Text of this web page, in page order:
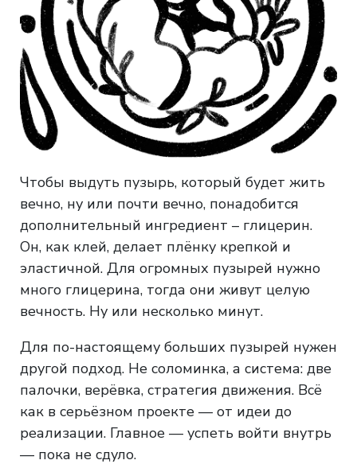
Чтобы выдуть пузырь, который будет жить
вечно, ну или почти вечно, понадобится
дополнительный ингредиент – глицерин.
Он, как клей, делает плёнку крепкой и
эластичной. Для огромных пузырей нужно
много глицерина, тогда они живут целую
вечность. Ну или несколько минут.
Для по-настоящему больших пузырей нужен
другой подход. Не соломинка, а система: две
палочки, верёвка, стратегия движения. Всё
как в серьёзном проекте — от идеи до
реализации. Главное — успеть войти внутрь
— пока не сдуло.